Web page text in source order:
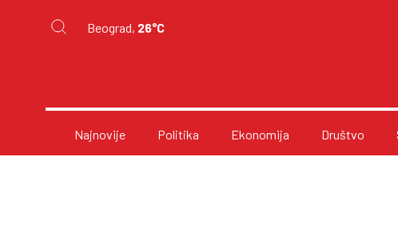
Beograd, 26°C
Najnovije Politika Ekonomija Društvo